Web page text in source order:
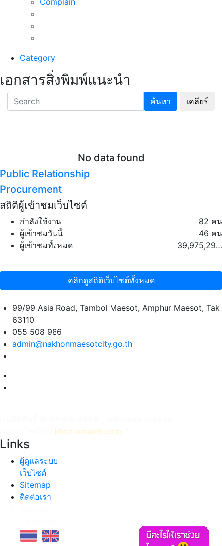
Category:
เอกสารสิ่งพิมพ์แนะนำ
ค้นหา เคลียร์
No data found
Public Relationship
Procurement
สถิติผู้เข้าชมเว็บไซต์
กำลังใช้งาน
82 คน
ผู้เข้าชมวันนี้
46 คน
ผู้เข้าชมทั้งหมด
39,975,293 คน
คลิกดูสถิติเว็บไซต์ทั้งหมด
99/99 Asia Road, Tambol Maesot, Amphur Maesot, Tak
63110
055 508 986
admin@nakhonmaesotcity.go.th
khontamweb.com
Links
ผู้ดูแลระบบ
เว็บไซต์
Sitemap
ติดต่อเรา